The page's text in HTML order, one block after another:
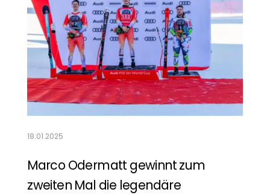
Marco Odermatt gewinnt zum
zweiten Mal die legendäre
18.01.2025